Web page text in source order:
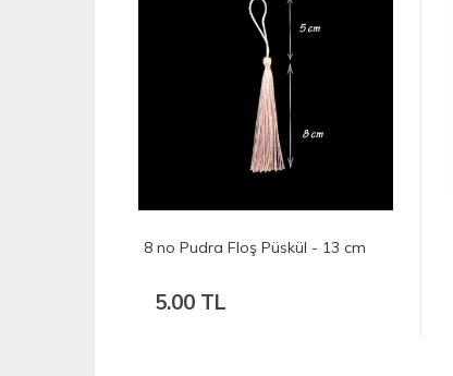
3 no Yeşil Floş Püskül - 13 cm
5.00 TL